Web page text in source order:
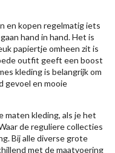
en kopen regelmatig iets
hand in hand. Het is
papiertje omheen zit is
outfit geeft een boost
kleding is belangrijk om
gevoel en mooie
maten kleding, als je het
de reguliere collecties
Bij alle diverse grote
met de maatvoering